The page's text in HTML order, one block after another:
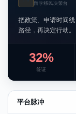
留学移民决策台
把政策、申请时间
路径，再决定行动。
32%
签证
平台脉冲